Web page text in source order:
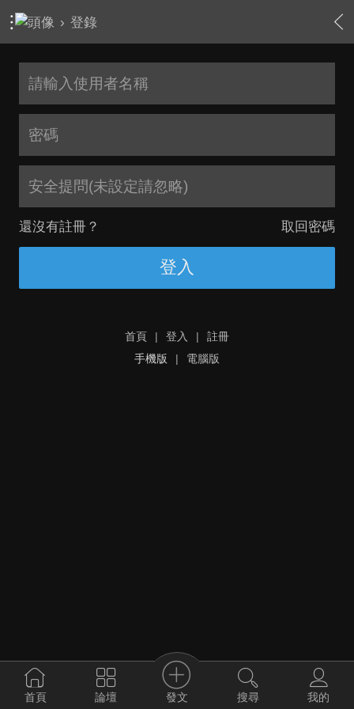
› 登錄
安全提問(未設定請忽略)
還沒有註冊？ 取回密碼
登入
首頁 | 登入 |
註冊
手機版
| 電腦版
首頁 論壇 發文 搜尋 我的